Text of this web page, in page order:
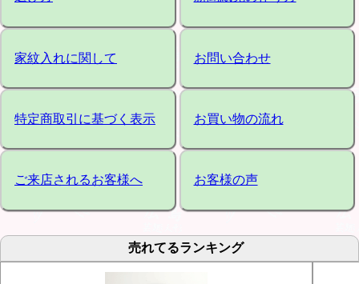
家紋入れに関して お問い合わせ
特定商取引に基づく表示 お買い物の流れ
ご来店されるお客様へ お客様の声
売れてるランキング